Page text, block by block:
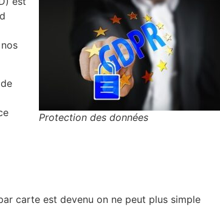
Protection des données
carte est devenu on ne peut plus simple